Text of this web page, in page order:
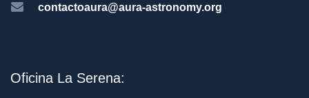
contactoaura@aura-astronomy.org
Oficina La Serena: